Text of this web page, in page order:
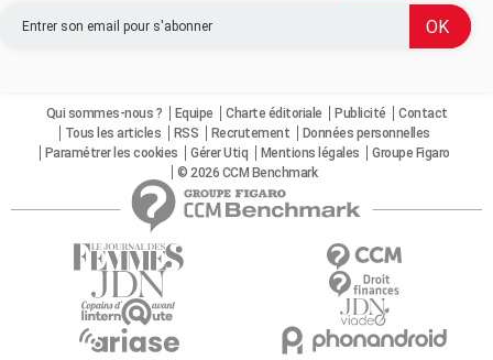
Qui sommes-nous ? Equipe Charte éditoriale Publicité
Contact
Tous les articles
RSS Recrutement
Données personnelles
Paramétrer les cookies
Gérer Utiq Mentions légales
Groupe Figaro
© 2026 CCM Benchmark